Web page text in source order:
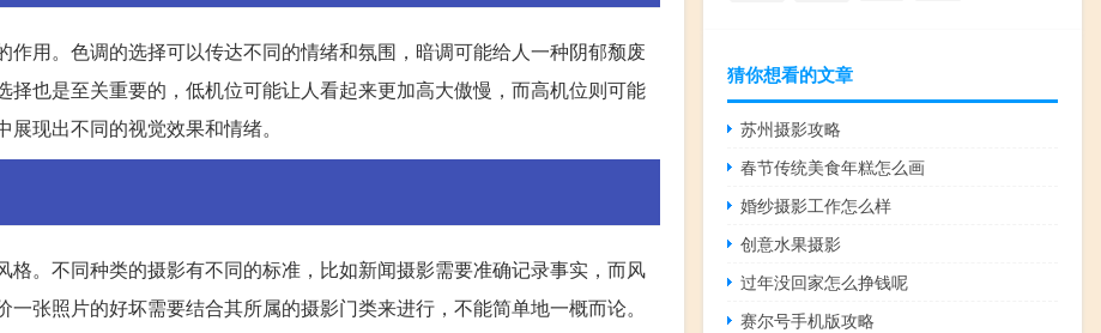
用。色调的选择可以传达不同的情绪和氛围，暗调可能给人一种阴郁颓废
也是至关重要的，低机位可能让人看起来更加高大傲慢，而高机位则可能
现出不同的视觉效果和情绪。
。不同种类的摄影有不同的标准，比如新闻摄影需要准确记录事实，而风
张照片的好坏需要结合其所属的摄影门类来进行，不能简单地一概而论。
猜你想看的文章
苏州摄影攻略
春节传统美食年糕怎么画
婚纱摄影工作怎么样
创意水果摄影
过年没回家怎么挣钱呢
赛尔号手机版攻略